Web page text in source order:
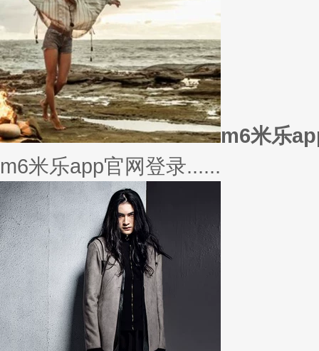
美丽的衣服对于穿衣打扮的重要
或......